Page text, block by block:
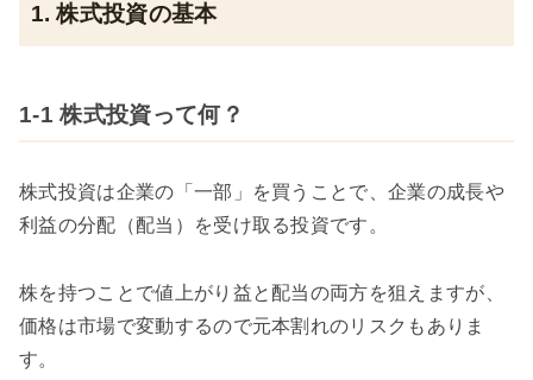
1. 株式投資の基本
1-1 株式投資って何？
株式投資は企業の「一部」を買うことで、企業の成長や
利益の分配（配当）を受け取る投資です。
株を持つことで値上がり益と配当の両方を狙えますが、
価格は市場で変動するので元本割れのリスクもありま
す。